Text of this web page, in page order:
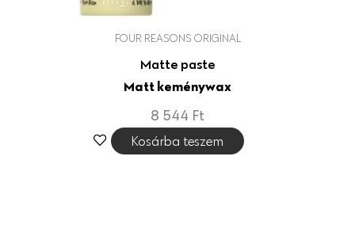
FOUR REASONS ORIGINAL
Matte paste
Matt keménywax
8 544 Ft
Kosárba teszem